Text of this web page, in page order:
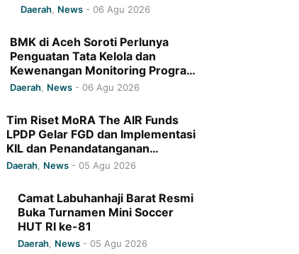
Daerah, News- 06 Agu 2026
BMK di Aceh Soroti Perlunya
Penguatan Tata Kelola dan
Kewenangan Monitoring Program
Baitul Mal Aceh
Daerah, News- 06 Agu 2026
Tim Riset MoRA The AIR Funds
LPDP Gelar FGD dan Implementasi
KIL dan Penandatanganan
Komitmen Bersama di UIN Ar-
Daerah News -05 Agu 2026
Camat Labuhanhaji Barat Resmi
Buka Turnamen Mini Soccer
HUT RI ke-81
Daerah, News- 05 Agu 2026